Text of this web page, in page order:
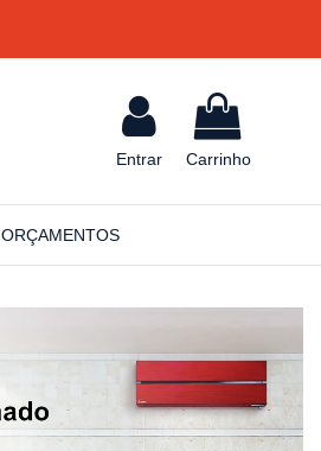
Entrar Carrinho
ORÇAMENTOS